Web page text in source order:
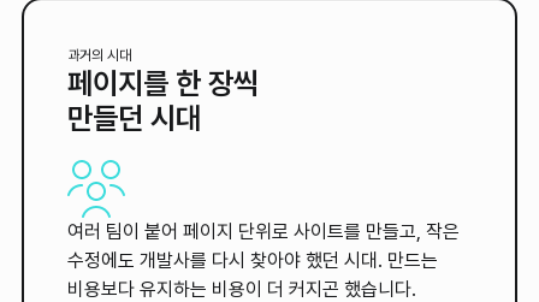
과거의 시대
페이지를 한 장씩
만들던 시대
여러 팀이 붙어 페이지 단위로 사이트를 만들고, 작은
수정에도 개발사를 다시 찾아야 했던 시대. 만드는
비용보다 유지하는 비용이 더 커지곤 했습니다.